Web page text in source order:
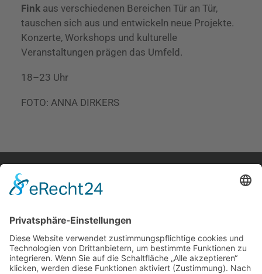
Fink aus verschiedenen Bereichen Tür an Tür,
tauschen sich aus und entwickeln neue Projekte.
Konzerte, Workshops und kulturelle
Veranstaltungen prägen das Umfeld.
18–23 Uhr
FOTO: ANNA DIRKERS
home.
aktuelles.